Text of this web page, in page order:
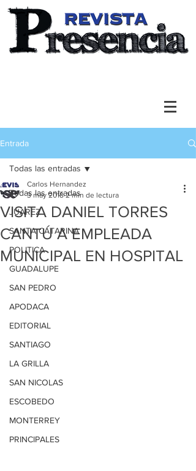
Entrada
Todas las entradas
JUAREZ
SANTA CATARINA
POLITICA
GUADALUPE
SAN PEDRO
APODACA
EDITORIAL
SANTIAGO
LA GRILLA
SAN NICOLAS
ESCOBEDO
MONTERREY
PRINCIPALES
Todas las entradas
VISITA DANIEL TORRES
CANTÚ A EMPLEADA
MUNICIPAL EN HOSPITAL
Carlos Hernandez
3 may 2018 2 min de lectura